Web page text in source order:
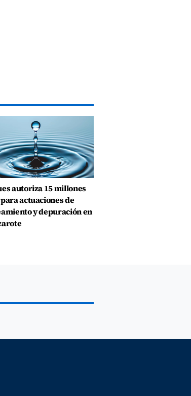
autoriza 15 millones
actuaciones de
y depuración en